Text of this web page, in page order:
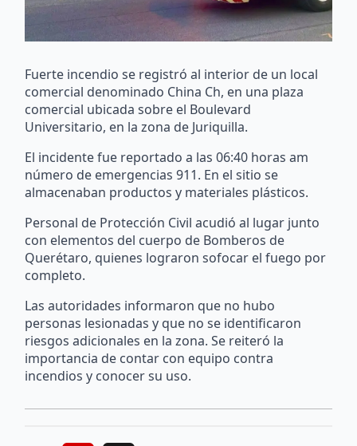
Fuerte incendio se registró al interior de un local
comercial denominado China Ch, en una plaza
comercial ubicada sobre el Boulevard
Universitario, en la zona de Juriquilla.
El incidente fue reportado a las 06:40 horas am
número de emergencias 911. En el sitio se
almacenaban productos y materiales plásticos.
Personal de Protección Civil acudió al lugar junto
con elementos del cuerpo de Bomberos de
Querétaro, quienes lograron sofocar el fuego por
completo.
Las autoridades informaron que no hubo
personas lesionadas y que no se identificaron
riesgos adicionales en la zona. Se reiteró la
importancia de contar con equipo contra
incendios y conocer su uso.